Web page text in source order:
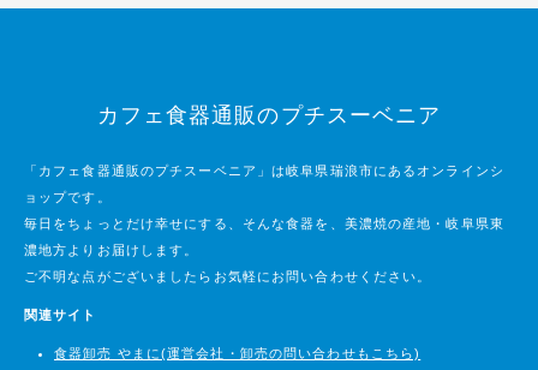
カフェ食器通販のプチスーベニア
「カフェ食器通販のプチスーベニア」は岐阜県瑞浪市にあるオンラインシ
ョップです。
毎日をちょっとだけ幸せにする、そんな食器を、美濃焼の産地・岐阜県東
濃地方よりお届けします。
ご不明な点がございましたらお気軽にお問い合わせください。
関連サイト
食器卸売 やまに(運営会社・卸売の問い合わせもこちら)